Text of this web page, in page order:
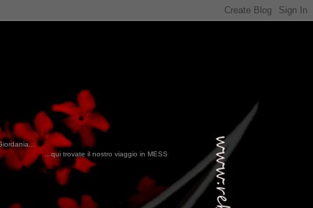
viaggio in MESSICO 2023...clikka qui !!!